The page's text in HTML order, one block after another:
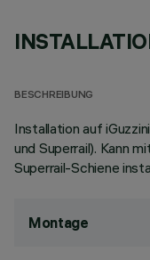
BESCHREIBUNG
Installation auf
und Superrail). Kann
Superrail-Schiene
Montage